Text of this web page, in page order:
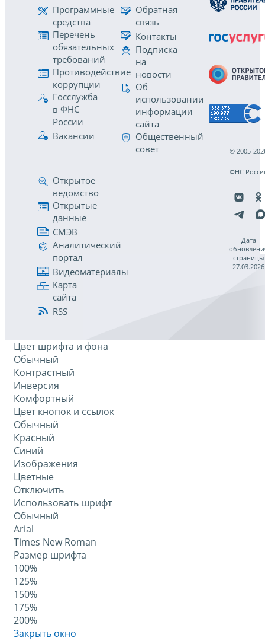
Программные
средства
Перечень
обязательных
требований
Противодействие
коррупции
Госслужба
в ФНС
России
Вакансии
Обратная
связь
Контакты
Подписка
на
новости
Об
использовании
информации
сайта
Общественный
совет
Открытое
ведомство
Открытые
данные
СМЭВ
Аналитический
портал
Видеоматериалы
Карта
сайта
RSS
© 2005-
ФНС
Дата
страницы
27.03.2026
Цвет шрифта и фона
Обычный
Контрастный
Инверсия
Комфортный
Цвет кнопок и ссылок
Обычный
Красный
Синий
Изображения
Цветные
Отключить
Использовать шрифт
Обычный
Arial
Times New Roman
Размер шрифта
100%
125%
150%
175%
200%
Закрыть окно